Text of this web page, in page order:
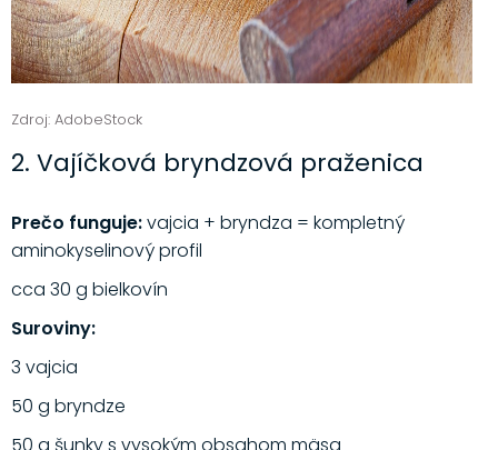
Zdroj: AdobeStock
2. Vajíčková bryndzová praženica
Prečo funguje:vajcia + bryndza = kompletný
aminokyselinový profil
cca 30 g bielkovín
Suroviny:
3 vajcia
50 g bryndze